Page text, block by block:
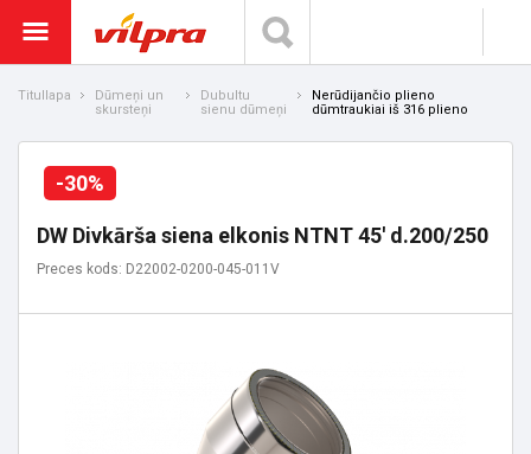
Titullapa
Dūmeņi un
skursteņi
Dubultu
sienu dūmeņi
Nerūdijančio plieno
dūmtraukiai iš 316 plieno
-30%
DW Divkārša siena elkonis NTNT 45' d.200/250
Preces kods: D22002-0200-045-011V